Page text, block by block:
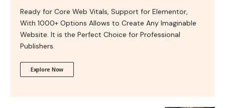
Ready for Core Web Vitals, Support for Elementor,
With 1000+ Options Allows to Create Any Imaginable
Website. It is the Perfect Choice for Professional
Publishers.
Explore Now